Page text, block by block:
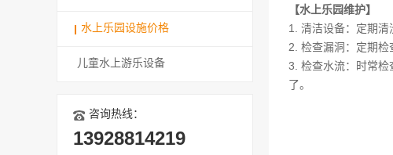
水上乐园设施价格
儿童水上游乐设备
咨询热线：
13928814219
【水上乐园维护】
1. 清洁设备：定期清
2. 检查漏洞：定期检
3. 检查水流：时常检
了。